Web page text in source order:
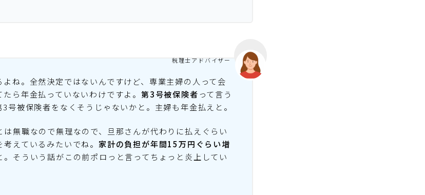
よね。全然決定ではないんですけど、専業主婦の人って会
ら年金払っていないわけですよ。 第3号被保険者って言う
号被保険者をなくそうじゃないかと。主婦も年金払えと。
は無職なので無理なので、旦那さんが代わりに払えぐらい
えているみたいでね。 家計の負担が年間15万円ぐらい増
。そういう話がこの前ポロっと言ってちょっと炎上してい
税理士アドバイザー